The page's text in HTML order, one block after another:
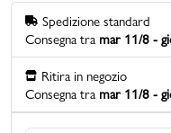
Spedizione standard
Consegna tra mar 11/8 -
Ritira in negozio
Consegna tra mar 11/8 -